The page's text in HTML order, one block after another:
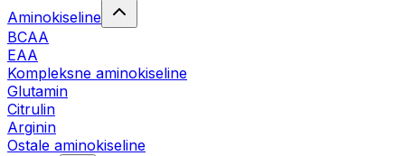
Aminokiseline
BCAA
EAA
Kompleksne aminokiseline
Glutamin
Citrulin
Arginin
Ostale aminokiseline